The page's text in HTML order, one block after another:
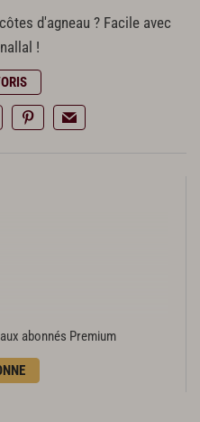
d'agneau ? Facile avec
!
abonnés Premium